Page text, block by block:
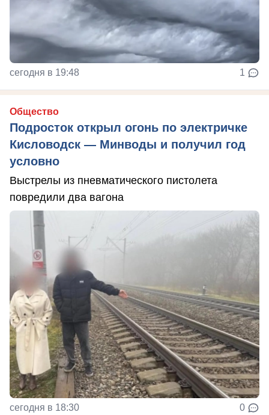
сегодня в 19:48 1
Общество
Подросток открыл огонь по электричке
Кисловодск — Минводы и получил год
условно
Выстрелы из пневматического пистолета
повредили два вагона
сегодня в 18:30 0